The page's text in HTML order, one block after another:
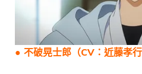
● 不破晃士郎（CV：近藤孝行